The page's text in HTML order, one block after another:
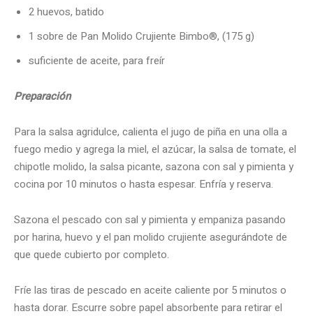
2 huevos, batido
1 sobre de Pan Molido Crujiente Bimbo®, (175 g)
suficiente de aceite, para freír
Preparación
Para la salsa agridulce, calienta el jugo de piña en una olla a
fuego medio y agrega la miel, el azúcar, la salsa de tomate, el
chipotle molido, la salsa picante, sazona con sal y pimienta y
cocina por 10 minutos o hasta espesar. Enfría y reserva.
Sazona el pescado con sal y pimienta y empaniza pasando
por harina, huevo y el pan molido crujiente asegurándote de
que quede cubierto por completo.
Fríe las tiras de pescado en aceite caliente por 5 minutos o
hasta dorar. Escurre sobre papel absorbente para retirar el